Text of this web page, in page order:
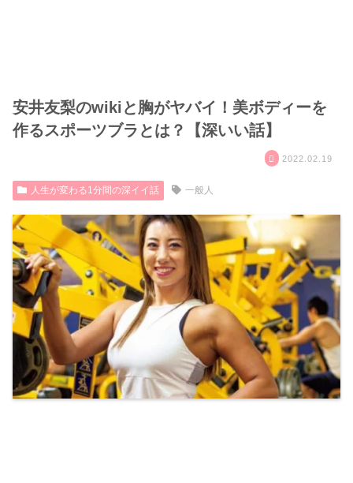
安井友梨のwikiと胸がヤバイ！美ボディーを
作るスポーツブラとは？【深いい話】
2022.02.19
人生が変わる1分間の深イイ話 一般人